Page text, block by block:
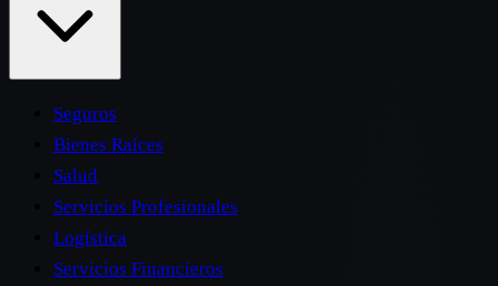
Seguros
Bienes Raíces
Salud
Servicios Profesionales
Logística
Servicios Financieros